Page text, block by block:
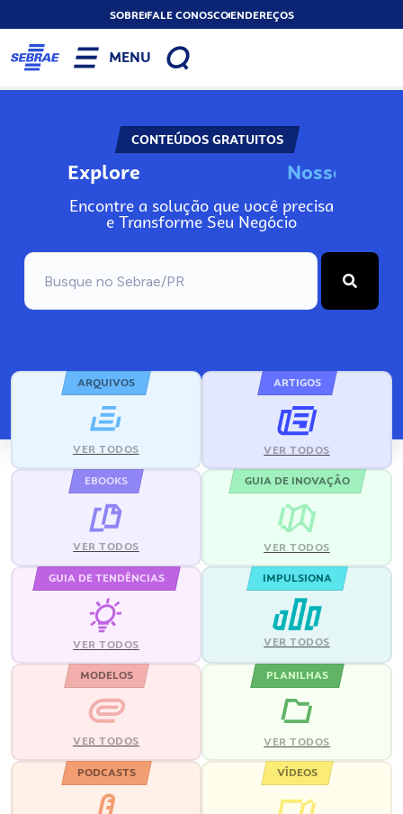
SOBREFALE CONOSCOENDEREÇOS
MENU
CONTEÚDOS GRATUITOS
Explore Noss
Encontre a solução que você precisa
e Transforme Seu Negócio
ARQUIVOS
VER TODOS
ARTIGOS
VER TODOS
EBOOKS
VER TODOS
GUIA DE INOVAÇÃO
VER TODOS
GUIA DE TENDÊNCIAS
VER TODOS
IMPULSIONA
VER TODOS
MODELOS
VER TODOS
PLANILHAS
VER TODOS
PODCASTS VÍDEOS